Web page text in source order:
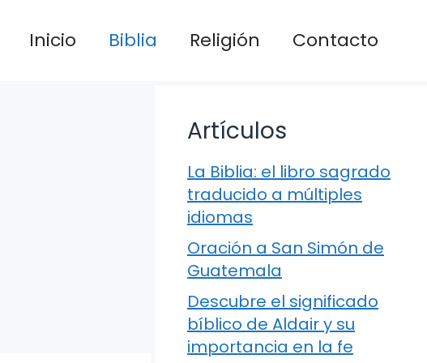
Inicio Biblia Religión Contacto
Artículos
La Biblia: el libro sagrado
traducido a múltiples
idiomas
Oración a San Simón de
Guatemala
Descubre el significado
bíblico de Aldair y su
importancia en la fe